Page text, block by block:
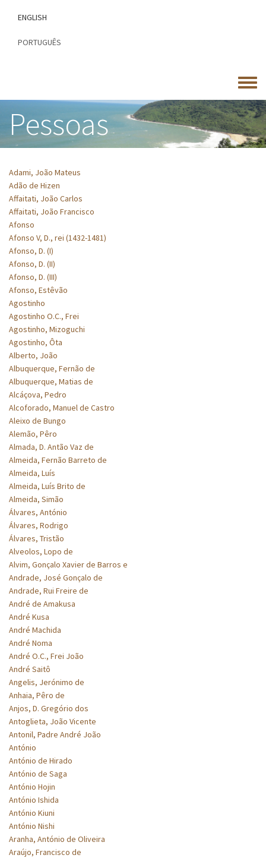
conteúdo
ENGLISH
PORTUGUÊS
Toggle
menu
Pessoas
Adami, João Mateus
Adão de Hizen
Affaitati, João Carlos
Affaitati, João Francisco
Afonso
Afonso V, D., rei (1432-1481)
Afonso, D. (I)
Afonso, D. (II)
Afonso, D. (III)
Afonso, Estêvão
Agostinho
Agostinho O.C., Frei
Agostinho, Mizoguchi
Agostinho, Ôta
Alberto, João
Albuquerque, Fernão de
Albuquerque, Matias de
Alcáçova, Pedro
Alcoforado, Manuel de Castro
Aleixo de Bungo
Alemão, Pêro
Almada, D. Antão Vaz de
Almeida, Fernão Barreto de
Almeida, Luís
Almeida, Luís Brito de
Almeida, Simão
Álvares, António
Álvares, Rodrigo
Álvares, Tristão
Alveolos, Lopo de
Alvim, Gonçalo Xavier de Barros e
Andrade, José Gonçalo de
Andrade, Rui Freire de
André de Amakusa
André Kusa
André Machida
André Noma
André O.C., Frei João
André Saitô
Angelis, Jerónimo de
Anhaia, Pêro de
Anjos, D. Gregório dos
Antoglieta, João Vicente
Antonil, Padre André João
António
António de Hirado
António de Saga
António Hojin
António Ishida
António Kiuni
António Nishi
Aranha, António de Oliveira
Araújo, Francisco de